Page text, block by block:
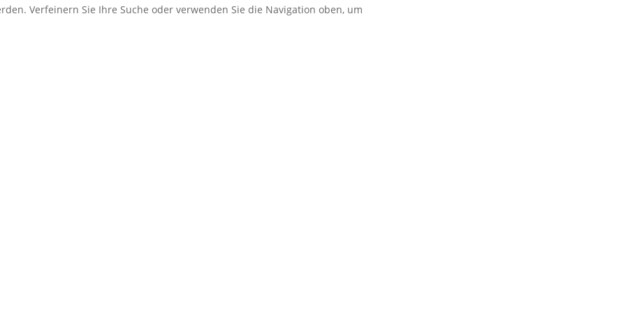
Verfeinern Sie Ihre Suche oder verwenden Sie die Navigation oben, um